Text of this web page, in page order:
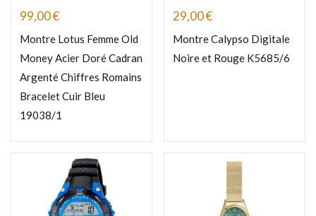
99,00€
Montre Lotus Femme Old
Money Acier Doré Cadran
Argenté Chiffres Romains
Bracelet Cuir Bleu
19038/1
29,00€
Montre Calypso Digitale
Noire et Rouge K5685/6